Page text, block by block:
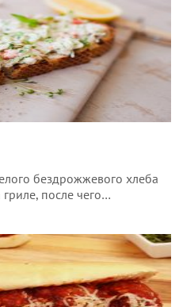
бездрожжевого хлеба
после чего…